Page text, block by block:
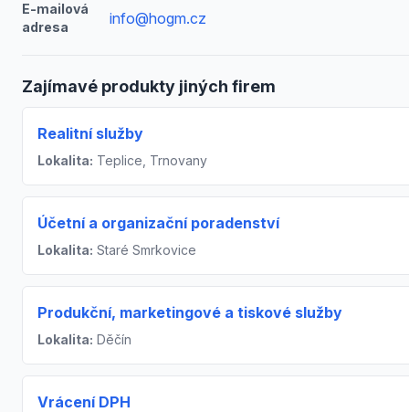
E-mailová
adresa
info@hogm.cz
Zajímavé produkty jiných firem
Realitní služby
Lokalita: Teplice, Trnovany
Účetní a organizační poradenství
Lokalita: Staré Smrkovice
Produkční, marketingové a tiskové služby
Lokalita: Děčín
Vrácení DPH